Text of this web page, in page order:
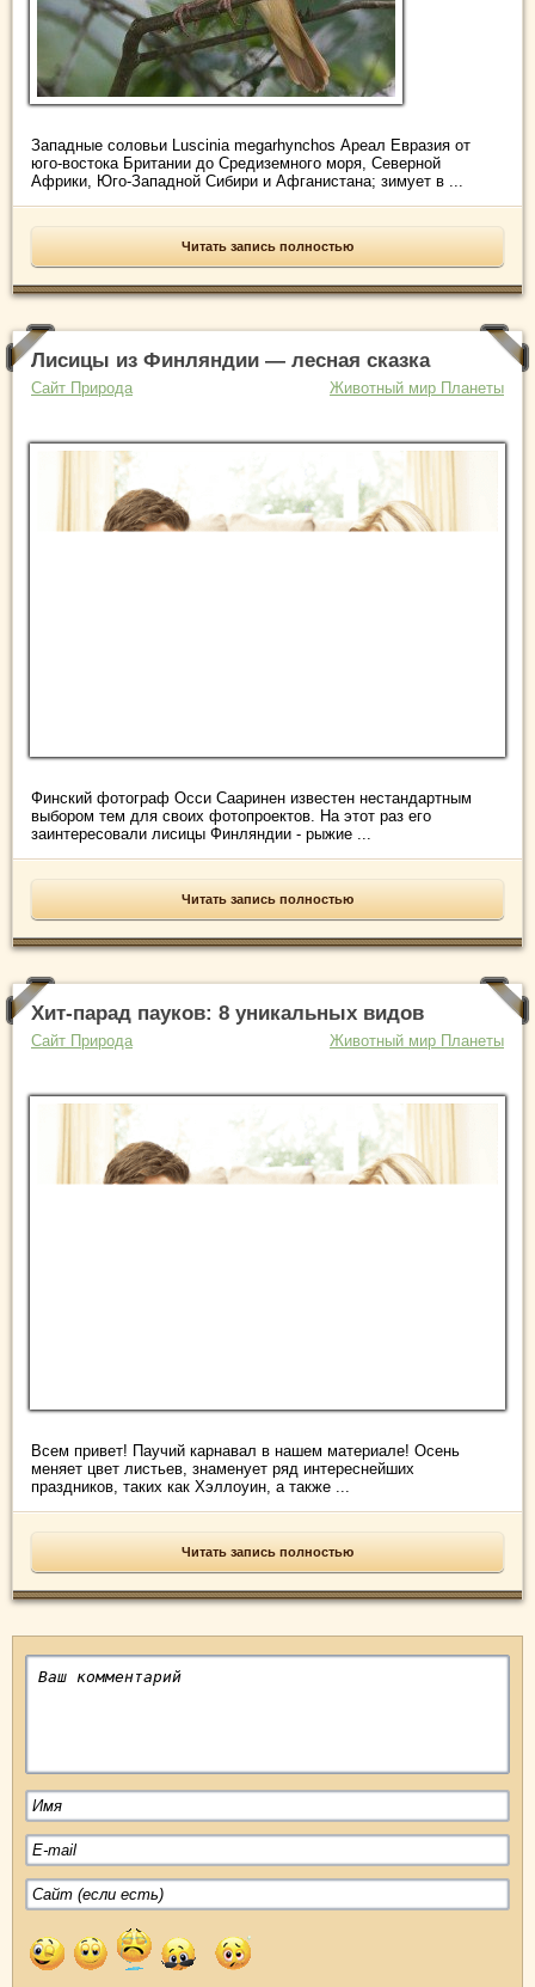
Западные соловьи Luscinia megarhynchos Ареал Евразия от
юго-востока Британии до Средиземного моря, Северной
Африки, Юго-Западной Сибири и Афганистана; зимует в ...
Читать запись полностью
Лисицы из Финляндии — лесная сказка
Сайт Природа Животный мир Планеты
Финский фотограф Осси Сааринен известен нестандартным
выбором тем для своих фотопроектов. На этот раз его
заинтересовали лисицы Финляндии - рыжие ...
Читать запись полностью
Хит-парад пауков: 8 уникальных видов
Сайт Природа Животный мир Планеты
Всем привет! Паучий карнавал в нашем материале! Осень
меняет цвет листьев, знаменует ряд интереснейших
праздников, таких как Хэллоуин, а также ...
Читать запись полностью